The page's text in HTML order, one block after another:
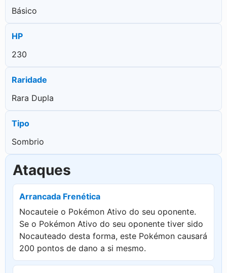
Básico
HP
230
Raridade
Rara Dupla
Tipo
Sombrio
Ataques
Arrancada Frenética
Nocauteie o Pokémon Ativo do seu oponente.
Se o Pokémon Ativo do seu oponente tiver sido
Nocauteado desta forma, este Pokémon causará
200 pontos de dano a si mesmo.